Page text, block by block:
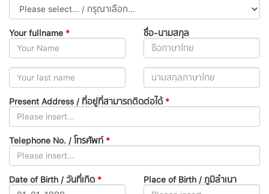
Your fullname * ชื่อ-นามสกุล
Present Address / ที่อยู่ที่สามารถติดต่อได้ *
Telephone No. / โทรศัพท์ *
Date of Birth / วันที่เกิด * Place of Birth / ภูมิลำเนา